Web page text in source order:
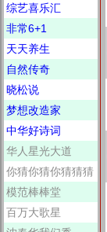
综艺喜乐汇
非常6+1
天天养生
自然传奇
晓松说
梦想改造家
中华好诗词
华人星光大道
你猜你猜你猜猜猜
模范棒棒堂
百万大歌星